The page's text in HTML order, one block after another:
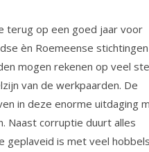
terug op een goed jaar voor
èn Roemeense stichtingen
mogen rekenen op veel
van de werkpaarden. De
in deze enorme uitdaging
Naast corruptie duurt alles
geplaveid is met veel